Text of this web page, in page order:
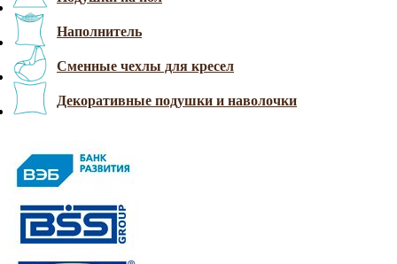
Наполнитель
Сменные чехлы для кресел
Декоративные подушки и наволочки